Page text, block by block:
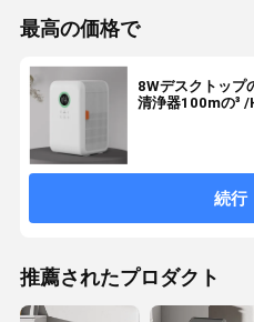
最高の価格で
8Wデスクトッ
清浄器100mの³
続行
推薦されたプロダクト